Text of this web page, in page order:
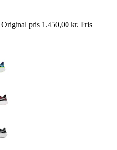
Original pris 1.450,00 kr. Pris